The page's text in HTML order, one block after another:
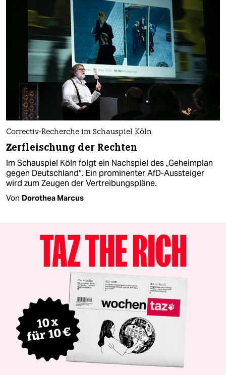
Correctiv-Recherche im Schauspiel Köln
Zerfleischung der Rechten
Im Schauspiel Köln folgt ein Nachspiel des „Geheimplan
gegen Deutschland“. Ein prominenter AfD-Aussteiger
wird zum Zeugen der Vertreibungspläne.
Von Dorothea Marcus